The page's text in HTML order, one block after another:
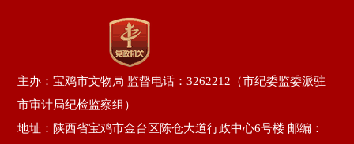
主办：宝鸡市文物局 监督电话：3262212（市纪委监委派驻
市审计局纪检监察组）
地址：陕西省宝鸡市金台区陈仓大道行政中心6号楼 邮编：